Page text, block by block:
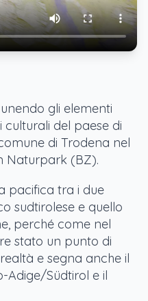
gli elementi
del paese di
di Trodena nel
Naturpark (BZ).
pacifica tra i due
sudtirolese e quello
perché come nel
stato un punto di
e segna anche il
Adige/Südtirol e il